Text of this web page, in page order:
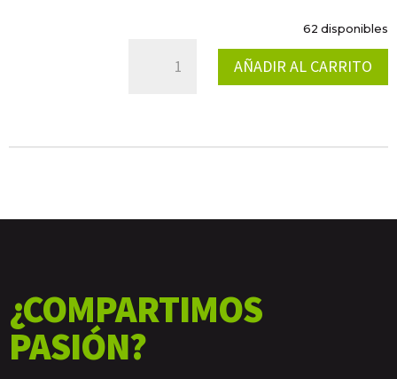
62 disponibles
2021
AÑADIR AL CARRITO
¿COMPARTIMOS
PASIÓN?